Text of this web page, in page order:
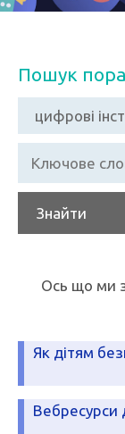
Пошук
Знайти
Ось що ми
Як дітям
Вебресурси